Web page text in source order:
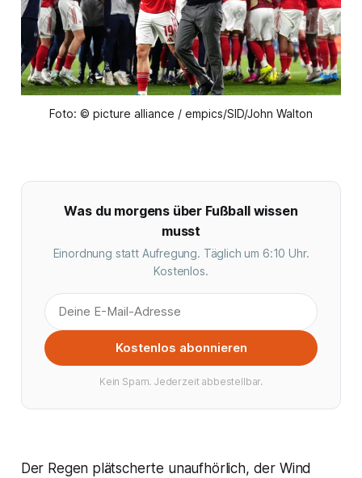
Foto: © picture alliance / empics/SID/John Walton
Was du morgens über Fußball wissen
musst
Einordnung statt Aufregung. Täglich um 6:10 Uhr.
Kostenlos.
Kostenlos abonnieren
Kein Spam. Jederzeit abbestellbar.
Der Regen plätscherte unaufhörlich, der Wind